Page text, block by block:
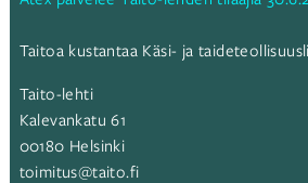
Taitoa kustantaa Käsi- ja
Taito-lehti
Kalevankatu 61
00180 Helsinki
toimitus@taito.fi